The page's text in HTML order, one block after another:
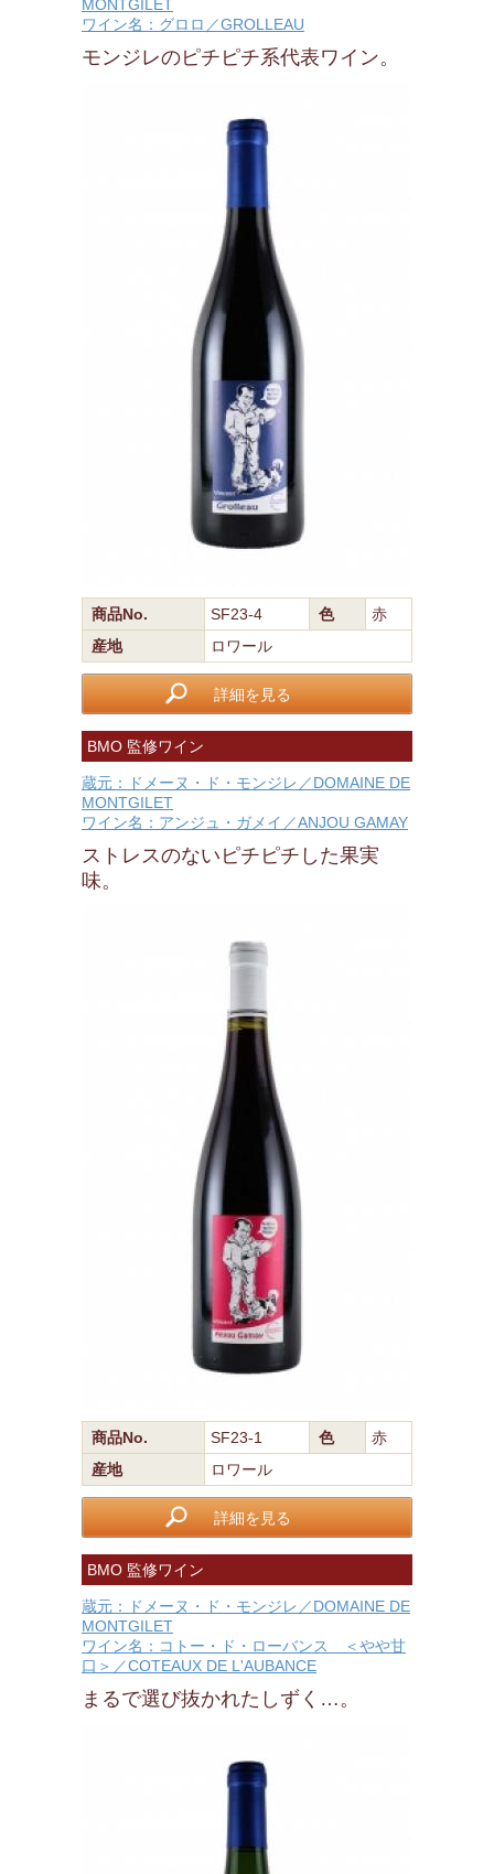
MONTGILET
ワイン名：グロロ／GROLLEAU
モンジレのピチピチ系代表ワイン。
商品No. SF23-4 色
赤
産地
ロワール
詳細を見る
BMO 監修ワイン
蔵元：ドメーヌ・ド・モンジレ／DOMAINE DE
MONTGILET
ワイン名：アンジュ・ガメイ／ANJOU GAMAY
ストレスのないピチピチした果実
味。
商品No. SF23-1 色
赤
産地
ロワール
詳細を見る
BMO 監修ワイン
蔵元：ドメーヌ・ド・モンジレ／DOMAINE DE
MONTGILET
ワイン名：コトー・ド・ローバンス ＜やや甘
口＞／COTEAUX DE L'AUBANCE
まるで選び抜かれたしずく…。